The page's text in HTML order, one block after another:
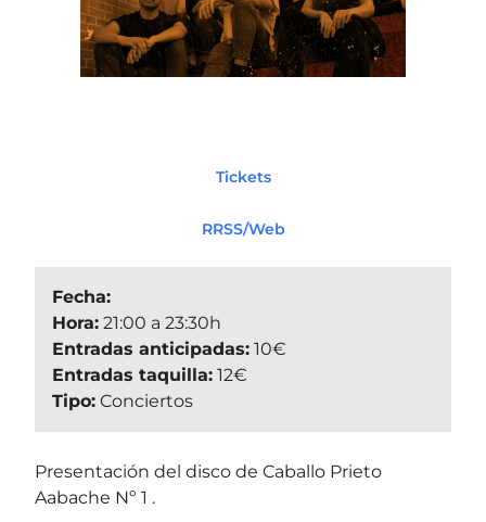
Tickets
RRSS/Web
Fecha:
Hora: 21:00 a 23:30h
Entradas anticipadas: 10€
Entradas taquilla: 12€
Tipo: Conciertos
Presentación del disco de Caballo Prieto
Aabache Nº 1 .